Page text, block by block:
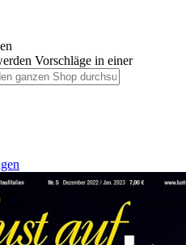
Vorschläge in einer